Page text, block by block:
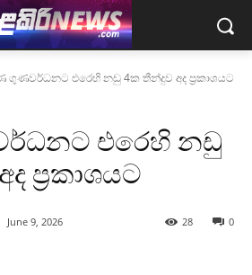
ගුණවර්ධනට එරෙහි නඩු 4ක තීන්දුව අද ප්‍රකාශයට
එරෙහි නඩු
ප්‍රකාශයට
June 9, 2026 0
28